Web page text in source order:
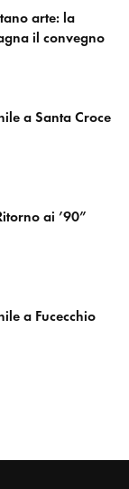
arte: la
il convegno
a Santa Croce
ai ’90”
a Fucecchio